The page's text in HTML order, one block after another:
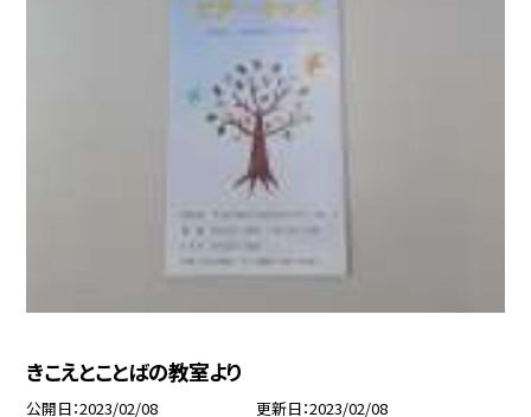
きこえとことばの教室より
公開日 2023/02/08 更新日 2023/02/08